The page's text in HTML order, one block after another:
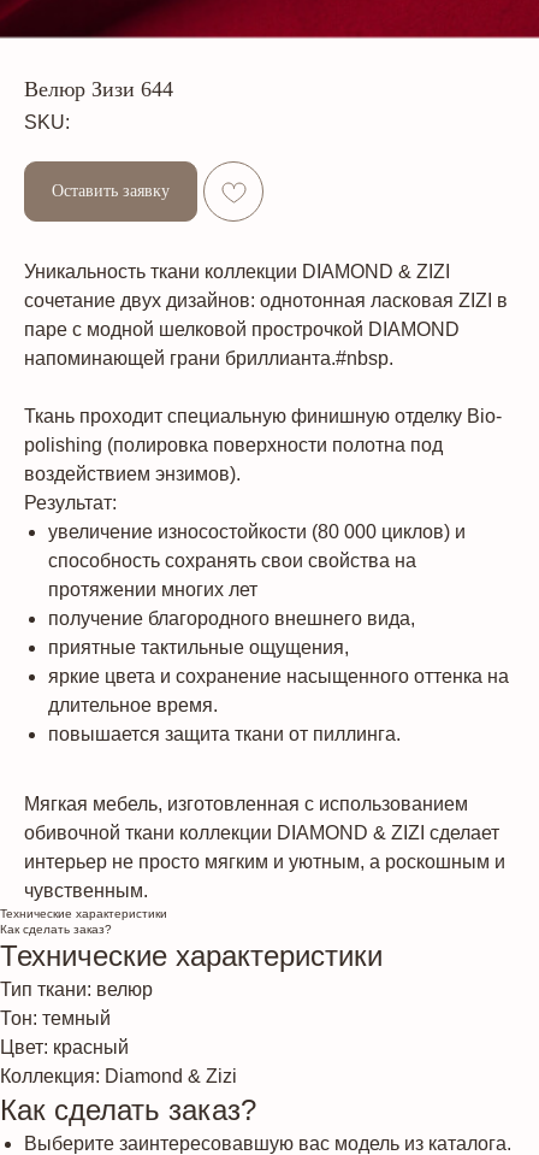
Велюр Зизи 644
SKU:
Оставить заявку
Уникальность ткани коллекции DIAMOND & ZIZI
сочетание двух дизайнов: однотонная ласковая ZIZI в
паре с модной шелковой прострочкой DIAMOND
напоминающей грани бриллианта.#nbsp.
Ткань проходит специальную финишную отделку Bio-
polishing (полировка поверхности полотна под
воздействием энзимов).
Результат:
увеличение износостойкости (80 000 циклов) и
способность сохранять свои свойства на
протяжении многих лет
получение благородного внешнего вида,
приятные тактильные ощущения,
яркие цвета и сохранение насыщенного оттенка на
длительное время.
повышается защита ткани от пиллинга.
Мягкая мебель, изготовленная с использованием
обивочной ткани коллекции DIAMOND & ZIZI сделает
интерьер не просто мягким и уютным, а роскошным и
чувственным.
Технические характеристики
Как сделать заказ?
Технические характеристики
Тип ткани: велюр
Тон: темный
Цвет: красный
Коллекция: Diamond & Zizi
Как сделать заказ?
Выберите заинтересовавшую вас модель из каталога.